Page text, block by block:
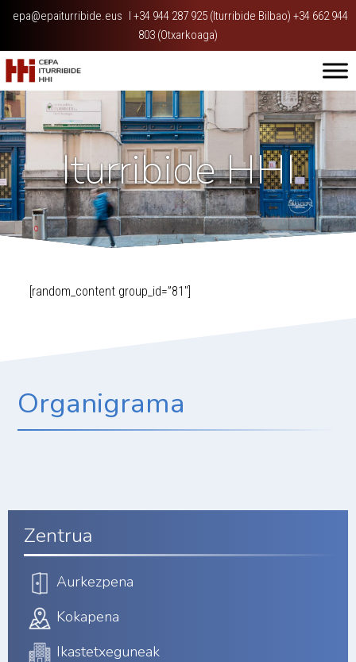
epa@epaiturribide.eus I +34 944 287 925 (Iturribide Bilbao) +34 662 944
803 (Otxarkoaga)
Iturribide HHI
[random_content group_id=”81″]
Organigrama
Zentrua
Aurkezpena
Kokapena
Ikastetxeguneak